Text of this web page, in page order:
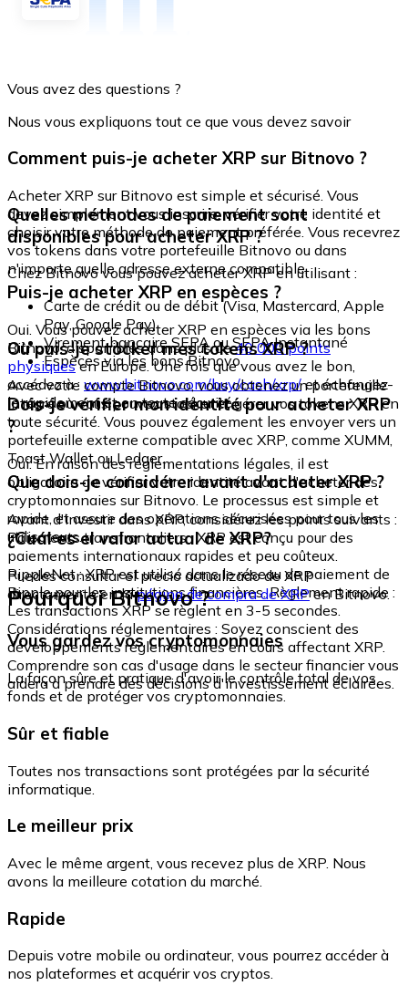
Vous avez des questions ?
Nous vous expliquons tout ce que vous devez savoir
Comment puis-je acheter XRP sur Bitnovo ?
Acheter XRP sur Bitnovo est simple et sécurisé. Vous
devez simplement vous inscrire, vérifier votre identité et
choisir votre méthode de paiement préférée. Vous recevrez
vos tokens dans votre portefeuille Bitnovo ou dans
n'importe quelle adresse externe compatible.
Quelles méthodes de paiement sont
disponibles pour acheter XRP ?
Chez Bitnovo vous pouvez acheter XRP en utilisant :
Carte de crédit ou de débit (Visa, Mastercard, Apple
Pay, Google Pay)
Virement bancaire SEPA ou SEPA Instantané
Espèces via les bons Bitnovo
Puis-je acheter XRP en espèces ?
Oui. Vous pouvez acheter XRP en espèces via les bons
Bitnovo, disponibles dans plus de40 000 points
physiquesen Europe. Une fois que vous avez le bon,
accédez à : www.bitnovo.com/buy/cash/xrp/et échangez-
le rapidement et en toute sécurité.
Où puis-je stocker mes tokens XRP ?
Avec votre compte Bitnovo, vous obtenez un portefeuille
intégré où vous pouvez stocker et gérer vos tokens XRP en
toute sécurité. Vous pouvez également les envoyer vers un
portefeuille externe compatible avec XRP, comme XUMM,
Toast Wallet ou Ledger.
Dois-je vérifier mon identité pour acheter XRP
?
Oui. En raison des réglementations légales, il est
obligatoire de vérifier votre identité avant d'acheter des
cryptomonnaies sur Bitnovo. Le processus est simple et
rapide, et assure des opérations sécurisées pour tous les
utilisateurs.
Que dois-je considérer avant d'acheter XRP ?
Avant d'investir dans XRP, considérez les points suivants :
Paiements transfrontaliers : XRP est conçu pour des
paiements internationaux rapides et peu coûteux.
RippleNet : XRP est utilisé dans le réseau de paiement de
Ripple pour les institutions financières. Règlement rapide :
Les transactions XRP se règlent en 3-5 secondes.
Considérations réglementaires : Soyez conscient des
développements réglementaires en cours affectant XRP.
Comprendre son cas d'usage dans le secteur financier vous
aidera à prendre des décisions d'investissement éclairées.
¿Cuál es el valor actual de XRP?
Puedes consultar el precio actualizado de XRP
directamente en lapágina de compra de XRPen Bitnovo.
Pourquoi Bitnovo ?
Vous gardez vos cryptomonnaies
La façon sûre et pratique d'avoir le contrôle total de vos
fonds et de protéger vos cryptomonnaies.
Sûr et fiable
Toutes nos transactions sont protégées par la sécurité
informatique.
Le meilleur prix
Avec le même argent, vous recevez plus de XRP. Nous
avons la meilleure cotation du marché.
Rapide
Depuis votre mobile ou ordinateur, vous pourrez accéder à
nos plateformes et acquérir vos cryptos.